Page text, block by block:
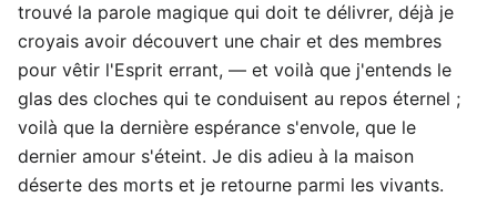
trouvé la parole magique qui doit te délivrer, déjà je
croyais avoir découvert une chair et des membres
pour vêtir l'Esprit errant, — et voilà que j'entends le
glas des cloches qui te conduisent au repos éternel ;
voilà que la dernière espérance s'envole, que le
dernier amour s'éteint. Je dis adieu à la maison
déserte des morts et je retourne parmi les vivants.